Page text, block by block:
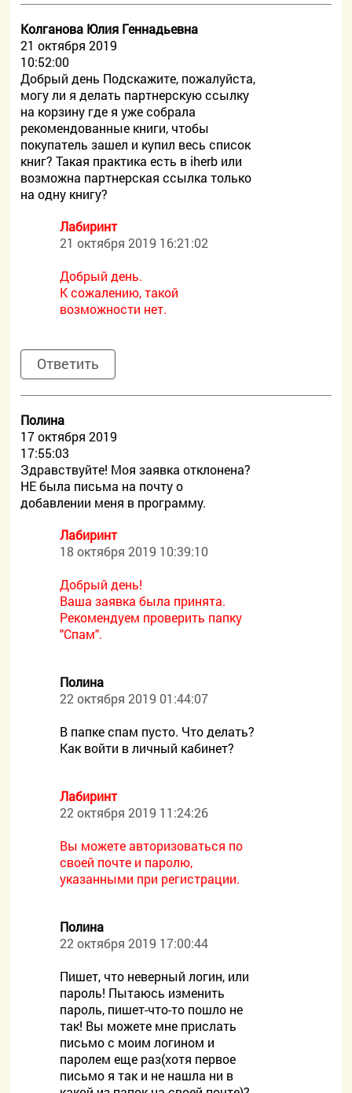
Колганова Юлия Геннадьевна
21 октября 2019
10:52:00
Добрый день Подскажите, пожалуйста,
могу ли я делать партнерскую ссылку
на корзину где я уже собрала
рекомендованные книги, чтобы
покупатель зашел и купил весь список
книг? Такая практика есть в iherb или
возможна партнерская ссылка только
на одну книгу?
Лабиринт
21 октября 2019 16:21:02
Добрый день.
К сожалению, такой
возможности нет.
Ответить
Полина
17 октября 2019
17:55:03
Здравствуйте! Моя заявка отклонена?
НЕ была письма на почту о
добавлении меня в программу.
Лабиринт
18 октября 2019 10:39:10
Добрый день!
Ваша заявка была принята.
Рекомендуем проверить папку
"Спам".
Полина
22 октября 2019 01:44:07
В папке спам пусто. Что делать?
Как войти в личный кабинет?
Лабиринт
22 октября 2019 11:24:26
Вы можете авторизоваться по
своей почте и паролю,
указанными при регистрации.
Полина
22 октября 2019 17:00:44
Пишет, что неверный логин, или
пароль! Пытаюсь изменить
пароль, пишет-что-то пошло не
так! Вы можете мне прислать
письмо с моим логином и
паролем еще раз(хотя первое
письмо я так и не нашла ни в